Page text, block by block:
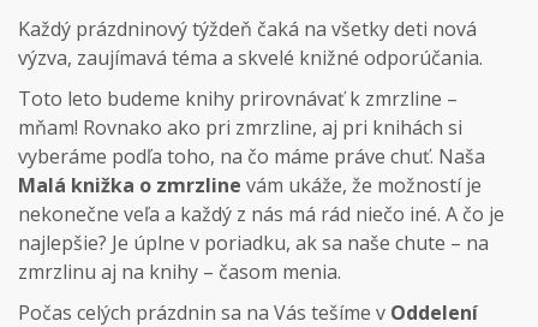
Každý prázdninový týždeň čaká na všetky deti nová
výzva, zaujímavá téma a skvelé knižné odporúčania.
Toto leto budeme knihy prirovnávať k zmrzline –
mňam! Rovnako ako pri zmrzline, aj pri knihách si
vyberáme podľa toho, na čo máme práve chuť. Naša
Malá knižka o zmrzline vám ukáže, že možností je
nekonečne veľa a každý z nás má rád niečo iné. A čo je
najlepšie? Je úplne v poriadku, ak sa naše chute – na
zmrzlinu aj na knihy – časom menia.
Počas celých prázdnin sa na Vás tešíme v Oddelení